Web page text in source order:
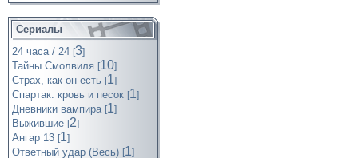
Сериалы
24 часа / 24 [3]
Тайны Смолвиля [10]
Страх, как он есть [1]
Спартак: кровь и песок [1]
Дневники вампира [1]
Выжившие [2]
Ангар 13 [1]
Ответный удар (Весь) [1]